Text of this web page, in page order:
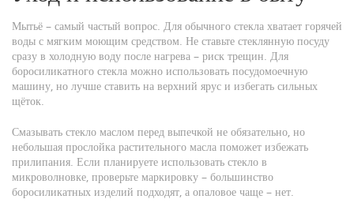
Мытьё – самый частый вопрос. Для обычного стекла хватает горячей
воды с мягким моющим средством. Не ставьте стеклянную посуду
сразу в холодную воду после нагрева – риск трещин. Для
боросиликатного стекла можно использовать посудомоечную
машину, но лучше ставить на верхний ярус и избегать сильных
щёток.
Смазывать стекло маслом перед выпечкой не обязательно, но
небольшая прослойка растительного масла поможет избежать
прилипания. Если планируете использовать стекло в
микроволновке, проверьте маркировку – большинство
боросиликатных изделий подходят, а опаловое чаще – нет.